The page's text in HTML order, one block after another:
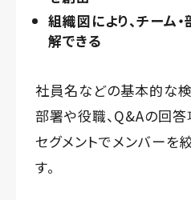
組織図により、チーム
解できる
社員名などの基本的な
部署や役職、Q&Aの回
セグメントでメンバーを
す。